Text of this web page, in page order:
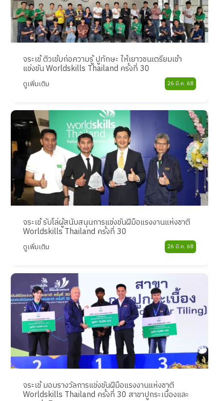
จระเข้ ติวเข้มก่อความรู้ ปูทักษะ ให้เยาวชนเตรียมเข้า
แข่งขัน Worldskills Thailand ครั้งที่ 30
ดูเพิ่มเติม 26 มี.ค. 68
จระเข้ รับโล่ผู้สนับสนุนการแข่งขันฝีมือแรงงานแห่งชาติ
Worldskills Thailand ครั้งที่ 30
ดูเพิ่มเติม 26 มี.ค. 68
จระเข้ มอบรางวัลการแข่งขันฝีมือแรงงานแห่งชาติ
Worldskills Thailand ครั้งที่ 30 สาขาปูกระเบื้องและ